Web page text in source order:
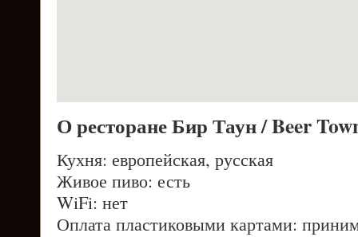
О ресторане Бир Таун / Beer
Кухня: европейская, русская
Живое пиво: есть
WiFi: нет
Оплата пластиковыми картами: